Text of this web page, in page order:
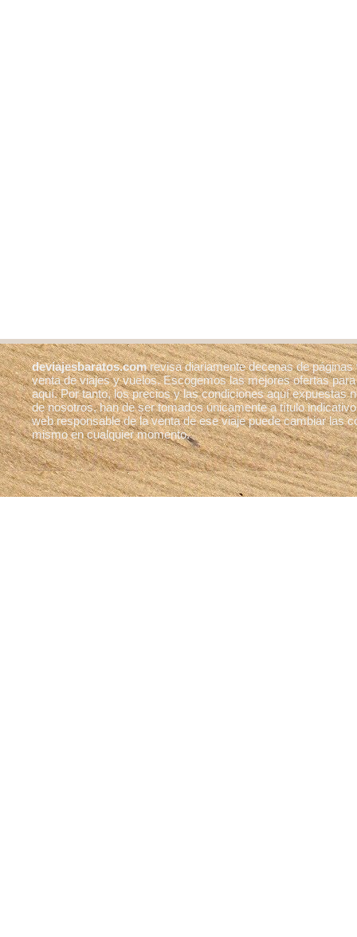
deviajesbaratos.comrevisa diariamente decenas de páginas
venta de viajes y vuelos. Escogemos las mejores ofertas
aquí. Por tanto, los precios y las condiciones aquí expuestas
de nosotros, han de ser tomados únicamente a título
web responsable de la venta de ese viaje puede cambiar las
mismo en cualquier momento.